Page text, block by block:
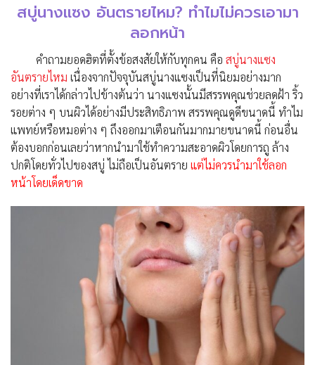
สบู่นางแซง อันตรายไหม? ทำไมไม่ควรเอามา
ลอกหน้า
คำถามยอดฮิตที่ตั้งข้อสงสัยให้กับทุกคน คือ สบู่นางแซง
อันตรายไหม เนื่องจากปัจจุบันสบู่นางแซงเป็นที่นิยมอย่างมาก
อย่างที่เราได้กล่าวไปข้างต้นว่า นางแซงนั้นมีสรรพคุณช่วยลดฝ้า ริ้ว
รอยต่าง ๆ บนผิวได้อย่างมีประสิทธิภาพ สรรพคุณดูดีขนาดนี้ ทำไม
แพทย์หรือหมอต่าง ๆ ถึงออกมาเตือนกันมากมายขนาดนี้ ก่อนอื่น
ต้องบอกก่อนเลยว่าหากนำมาใช้ทำความสะอาดผิวโดยการถู ล้าง
ปกติโดยทั่วไปของสบู่ ไม่ถือเป็นอันตราย แต่ไม่ควรนำมาใช้ลอก
หน้าโดยเด็ดขาด